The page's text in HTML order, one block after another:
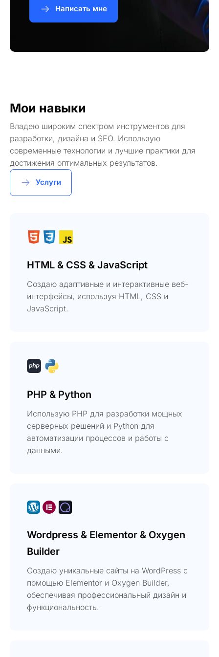
Написать мне
Мои навыки
Владею широким спектром инструментов для
разработки, дизайна и SEO. Использую
современные технологии и лучшие практики для
достижения оптимальных результатов.
Услуги
HTML & CSS & JavaScript
Создаю адаптивные и интерактивные веб-
интерфейсы, используя HTML, CSS и
JavaScript.
PHP & Python
Использую PHP для разработки мощных
серверных решений и Python для
автоматизации процессов и работы с
данными.
Wordpress & Elementor & Oxygen
Builder
Создаю уникальные сайты на WordPress с
помощью Elementor и Oxygen Builder,
обеспечивая профессиональный дизайн и
функциональность.